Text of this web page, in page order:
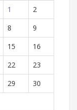
1
2
8
9
15
16
22
23
29
30